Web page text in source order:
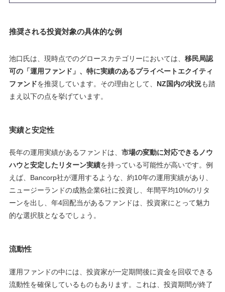
推奨される投資対象の具体的な例
池口氏は、現時点でのグロースカテゴリーにおいては、 移民局認
可の「運用ファンド」、特に実績のあるプライベートエクイティ
ファンドを推奨しています。その理由として、 NZ国内の状況も踏
まえ以下の点を挙げています。
実績と安定性
長年の運用実績があるファンドは、 市場の変動に対応できるノウ
ハウと安定したリターン実績を持っている可能性が高いです。例
えば、Bancorp社が運用するような、約10年の運用実績があり、
ニュージーランドの成熟企業6社に投資し、年間平均10%のリタ
ーンを出し、年4回配当があるファンドは、投資家にとって魅力
的な選択肢となるでしょう。
流動性
運用ファンドの中には、投資家が一定期間後に資金を回収できる
流動性を確保しているものもあります。これは、投資期間が終了